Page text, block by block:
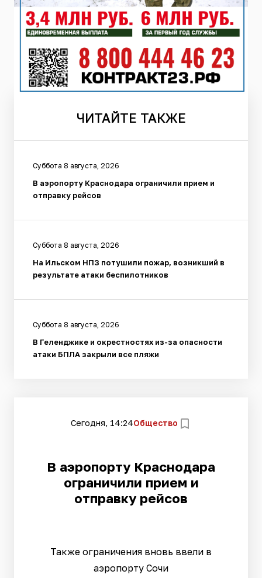
ЧИТАЙТЕ ТАКЖЕ
Суббота 8 августа, 2026
В аэропорту Краснодара ограничили прием и
отправку рейсов
Суббота 8 августа, 2026
На Ильском НПЗ потушили пожар, возникший в
результате атаки беспилотников
Суббота 8 августа, 2026
В Геленджике и окрестностях из-за опасности
атаки БПЛА закрыли все пляжи
Сегодня, 14:24Общество
В аэропорту Краснодара
ограничили прием и
отправку рейсов
Также ограничения вновь ввели в
аэропорту Сочи